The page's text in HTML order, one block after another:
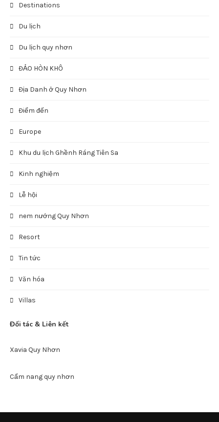
Destinations
Du lịch
Du lịch quy nhơn
ĐẢO HÒN KHÔ
Địa Danh ở Quy Nhơn
Điểm đến
Europe
Khu du lịch Ghềnh Ráng Tiên Sa
Kinh nghiệm
Lễ hội
nem nướng Quy Nhơn
Resort
Tin tức
Văn hóa
Villas
Đối tác & Liên kết
Xavia Quy Nhơn
Cẩm nang quy nhơn